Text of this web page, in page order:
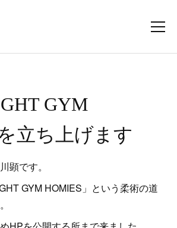
GYM
立ち上げます
顕です。
GYM HOMIES」という柔術の道